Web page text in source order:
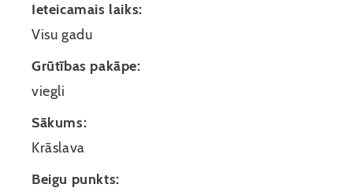
Ieteicamais laiks:
Visu gadu
Grūtības pakāpe:
viegli
Sākums:
Krāslava
Beigu punkts: